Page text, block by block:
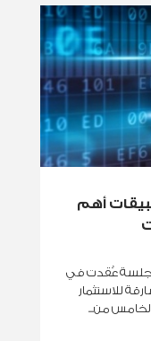
أهم
جلسة عُقدت في
للاستثمار
الخامس من...